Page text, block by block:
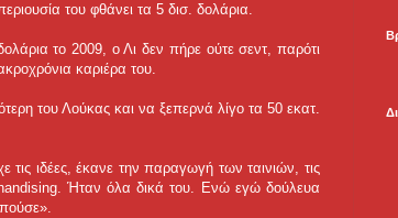
του φθάνει τα 5 δισ. δολάρια.
το 2009, ο Λι δεν πήρε ούτε σεντ, παρότι
καριέρα του.
του Λούκας και να ξεπερνά λίγο τα 50 εκατ.
ιδέες, έκανε την παραγωγή των ταινιών, τις
Ήταν όλα δικά του. Ενώ εγώ δούλευα